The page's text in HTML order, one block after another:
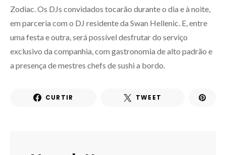
Zodiac. Os DJs convidados tocarão durante o dia e à noite,
em parceria com o DJ residente da Swan Hellenic. E, entre
uma festa e outra, será possível desfrutar do serviço
exclusivo da companhia, com gastronomia de alto padrão e
a presença de mestres chefs de sushi a bordo.
CURTIR TWEET